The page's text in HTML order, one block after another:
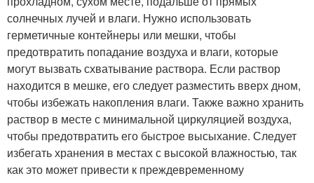
солнечных лучей и влаги. Нужно использовать
герметичные контейнеры или мешки, чтобы
предотвратить попадание воздуха и влаги, которые
могут вызвать схватывание раствора. Если раствор
находится в мешке, его следует разместить вверх дном,
чтобы избежать накопления влаги. Также важно хранить
раствор в месте с минимальной циркуляцией воздуха,
чтобы предотвратить его быстрое высыхание. Следует
избегать хранения в местах с высокой влажностью, так
как это может привести к преждевременному